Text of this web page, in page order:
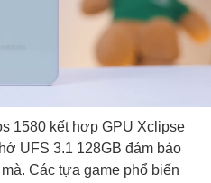
1580 kết hợp GPU Xclipse
UFS 3.1 128GB đảm bảo
Các tựa game phổ biến